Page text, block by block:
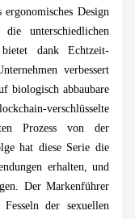
Design
unterschiedlichen
dank Echtzeit-
verbessert
biologisch abbaubare
verschlüsselte
Prozess von der
hat diese Serie die
erhalten, und
Der Markenführer
der sexuellen